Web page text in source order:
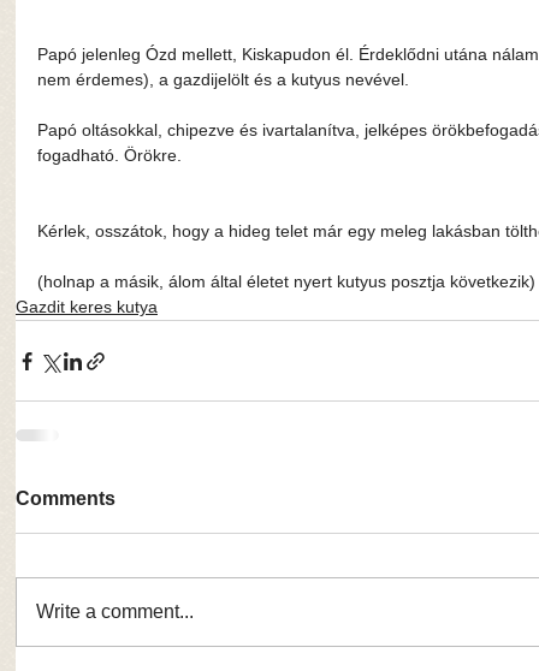
Papó jelenleg Ózd mellett, Kiskapudon él. Érdeklődni utána
nem érdemes), a gazdijelölt és a kutyus nevével.
Papó oltásokkal, chipezve és ivartalanítva, jelképes
fogadható. Örökre.
Kérlek, osszátok, hogy a hideg telet már egy meleg lakásban
(holnap a másik, álom által életet nyert kutyus posztja következik)
Gazdit keres kutya
Comments
Write a comment...